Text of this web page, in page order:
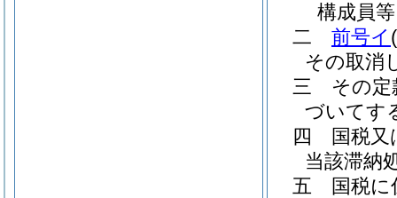
構成員
二
前号イ
その取消
三
その
づいてす
四
国税
当該滞納
五
国税